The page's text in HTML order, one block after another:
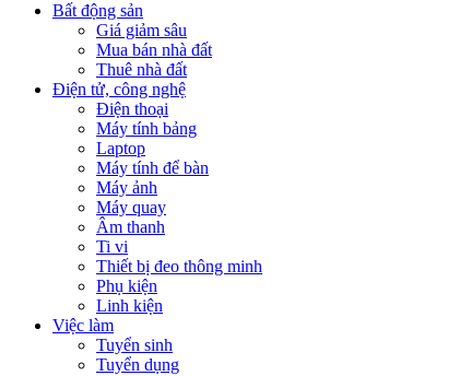
Bất động sản
Giá giảm sâu
Mua bán nhà đất
Thuê nhà đất
Điện tử, công nghệ
Điện thoại
Máy tính bảng
Laptop
Máy tính để bàn
Máy ảnh
Máy quay
Âm thanh
Ti vi
Thiết bị đeo thông minh
Phụ kiện
Linh kiện
Việc làm
Tuyển sinh
Tuyển dụng